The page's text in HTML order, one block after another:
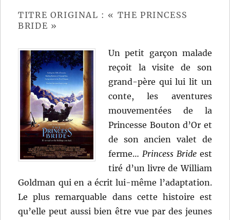
TITRE ORIGINAL : « THE PRINCESS
BRIDE »
Un petit garçon malade
reçoit la visite de son
grand-père qui lui lit un
conte, les aventures
mouvementées de la
Princesse Bouton d’Or et
de son ancien valet de
ferme…Princess Brideest
tiré d’un livre de William
Goldman qui en a écrit lui-même l’adaptation.
Le plus remarquable dans cette histoire est
qu’elle peut aussi bien être vue par des jeunes